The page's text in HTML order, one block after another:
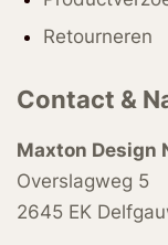
Retourneren
Contact &
Maxton Design
Overslagweg 5
2645 EK